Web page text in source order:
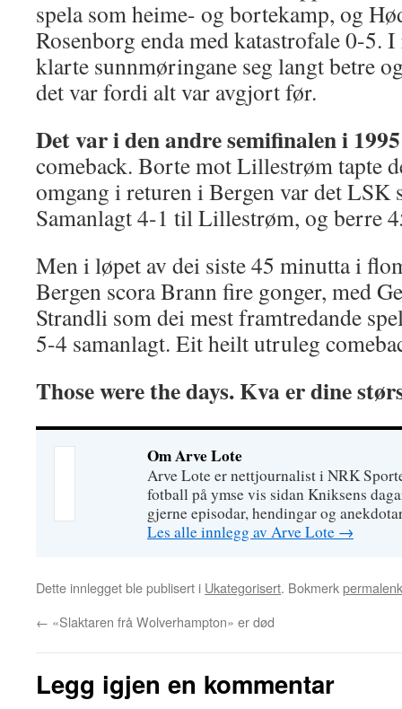
spela som heime- og bortekamp, og
Rosenborg enda med katastrofale 0-5.
klarte sunnmøringane seg langt betre
det var fordi alt var avgjort før.
Det var i den andre semifinalen i 1995
comeback. Borte mot Lillestrøm tapte
omgang i returen i Bergen var det LSK
Samanlagt 4-1 til Lillestrøm, og berre
Men i løpet av dei siste 45 minutta i
Bergen scora Brann fire gonger, med
Strandli som dei mest framtredande
5-4 samanlagt. Eit heilt utruleg
Those were the days. Kva er dine
Om Arve Lote
Arve Lote er nettjournalist i NRK
fotball på ymse vis sidan Kniksens
gjerne episodar, hendingar og
Les alle innlegg av Arve Lote →
Dette innlegget ble publisert i Ukategorisert. Bokmerk
← «Slaktaren frå Wolverhampton» er død
Legg igjen en kommentar